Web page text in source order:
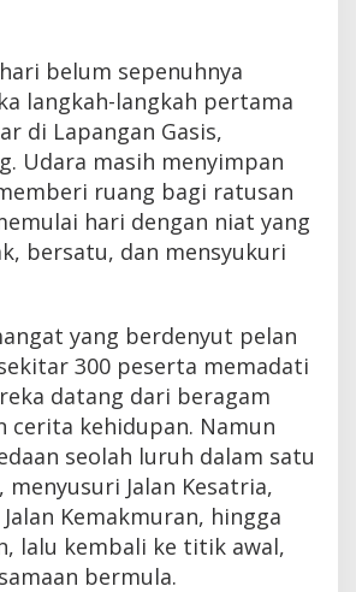
belum sepenuhnya
langkah-langkah pertama
di Lapangan Gasis,
Udara masih menyimpan
ruang bagi ratusan
hari dengan niat yang
bersatu, dan mensyukuri
yang berdenyut pelan
300 peserta memadati
datang dari beragam
cerita kehidupan. Namun
seolah luruh dalam satu
Jalan Kesatria,
Jalan Kemakmuran, hingga
lalu kembali ke titik awal,
bermula.